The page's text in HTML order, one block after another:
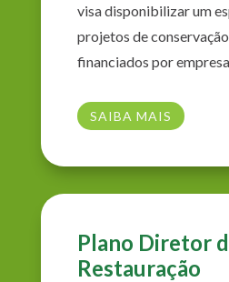
visa disponibilizar um
projetos de
financiados por
SAIBA MAIS
Plano Diretor
Restauração